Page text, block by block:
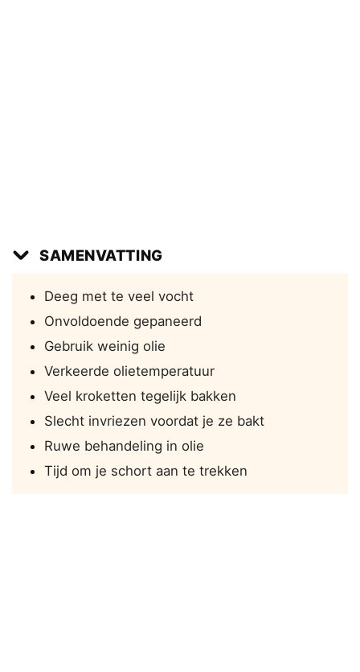
SAMENVATTING
Deeg met te veel vocht
Onvoldoende gepaneerd
Gebruik weinig olie
Verkeerde olietemperatuur
Veel kroketten tegelijk bakken
Slecht invriezen voordat je ze bakt
Ruwe behandeling in olie
Tijd om je schort aan te trekken